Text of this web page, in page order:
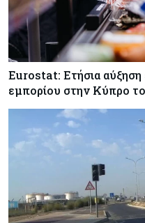
Eurostat: Ετήσια αύξηση
εμπορίου στην Κύπρο